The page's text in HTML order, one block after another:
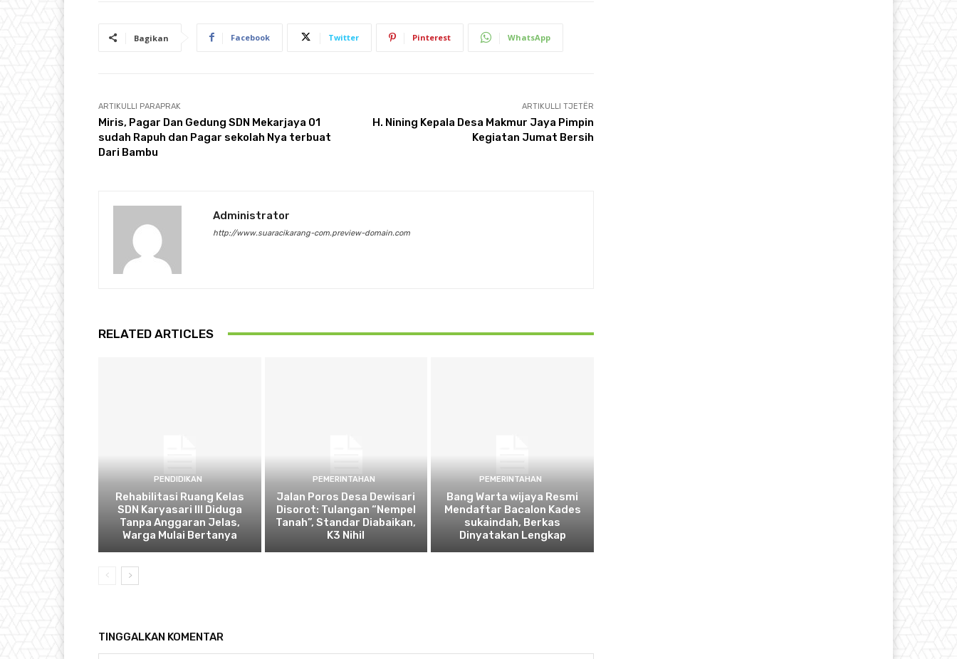
Bagikan Facebook Twitter Pinterest WhatsApp
ARTIKULLI PARAPRAK
Miris, Pagar Dan Gedung SDN Mekarjaya 01
sudah Rapuh dan Pagar sekolah Nya terbuat
Dari Bambu
ARTIKULLI TJETËR
H. Nining Kepala Desa Makmur Jaya Pimpin
Kegiatan Jumat Bersih
Administrator
http://www.suaracikarang-com.preview-domain.com
RELATED ARTICLES
PENDIDIKAN
Rehabilitasi Ruang Kelas
SDN Karyasari III Diduga
Tanpa Anggaran Jelas,
Warga Mulai Bertanya
PEMERINTAHAN
Jalan Poros Desa Dewisari
Disorot: Tulangan “Nempel
Tanah”, Standar Diabaikan,
K3 Nihil
PEMERINTAHAN
Bang Warta wijaya Resmi
Mendaftar Bacalon Kades
sukaindah, Berkas
Dinyatakan Lengkap
TINGGALKAN KOMENTAR